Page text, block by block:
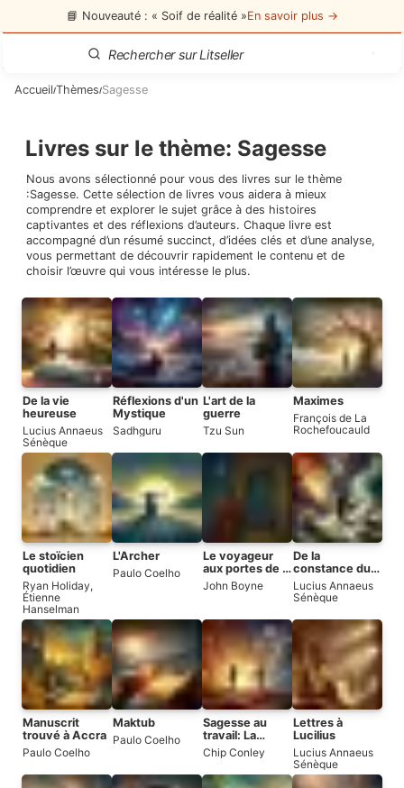
📘 Nouveauté : « Soif de réalité »En savoir plus →
Accueil/Thèmes/Sagesse
Livres sur le thème: Sagesse
Nous avons sélectionné pour vous des livres sur le thème
:Sagesse. Cette sélection de livres vous aidera à mieux
comprendre et explorer le sujet grâce à des histoires
captivantes et des réflexions d’auteurs. Chaque livre est
accompagné d’un résumé succinct, d’idées clés et d’une analyse,
vous permettant de découvrir rapidement le contenu et de
choisir l’œuvre qui vous intéresse le plus.
De la vie
heureuse
Lucius Annaeus
Sénèque
Réflexions d'un
Mystique
Sadhguru
L'art de la
guerre
Tzu Sun
Maximes
François de La
Rochefoucauld
Le stoïcien
quotidien
Ryan Holiday,
Étienne
Hanselman
L'Archer
Paulo Coelho
Le voyageur
aux portes de la
sagesse
John Boyne
De la
constance du
sage
Lucius Annaeus
Sénèque
Manuscrit
trouvé à Accra
Paulo Coelho
Maktub
Paulo Coelho
Sagesse au
travail: La
création d'un
aîné moderne
Chip Conley
Lettres à
Lucilius
Lucius Annaeus
Sénèque